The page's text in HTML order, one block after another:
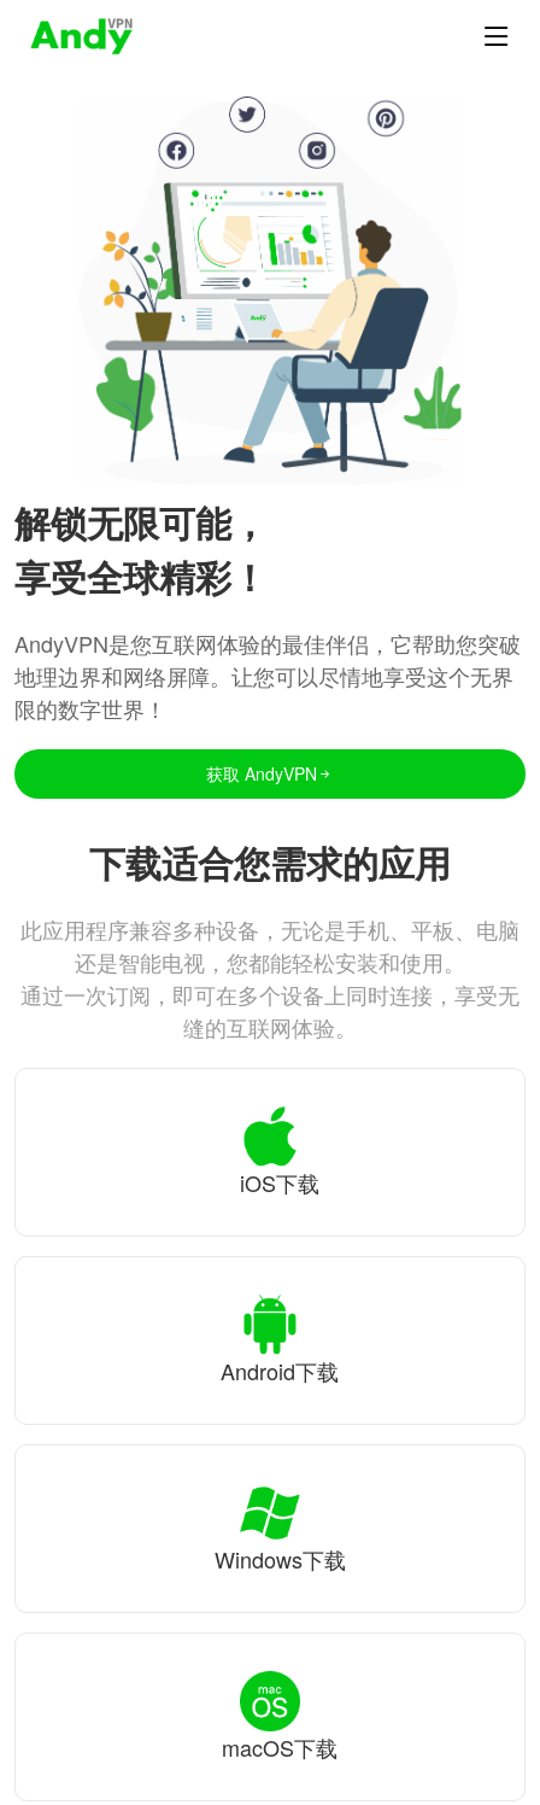
解锁无限可能，
享受全球精彩！
AndyVPN是您互联网体验的最佳伴侣，它帮助您突破
地理边界和网络屏障。让您可以尽情地享受这个无界
限的数字世界！
获取 AndyVPN
下载适合您需求的应用
此应用程序兼容多种设备，无论是手机、平板、电脑
还是智能电视，您都能轻松安装和使用。
通过一次订阅，即可在多个设备上同时连接，享受无
缝的互联网体验。
iOS下载
Android下载
Windows下载
macOS下载